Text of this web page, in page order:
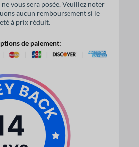
vous sera posée. Veuillez noter
aucun remboursement si le
à prix réduit.
de paiement: